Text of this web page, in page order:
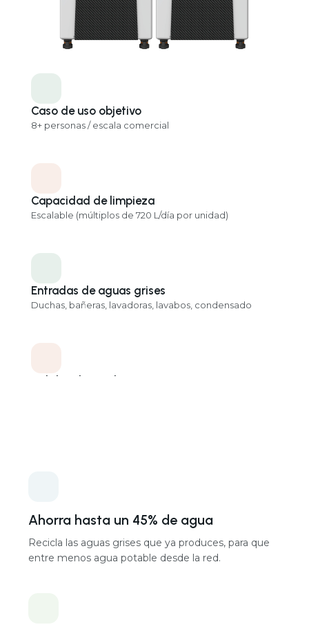
8+ personas / escala comercial
Escalable (múltiplos de 720 L/día por unidad)
Salidas de reutilización
Inodoros, lavandería, riego del jardín, reposición de